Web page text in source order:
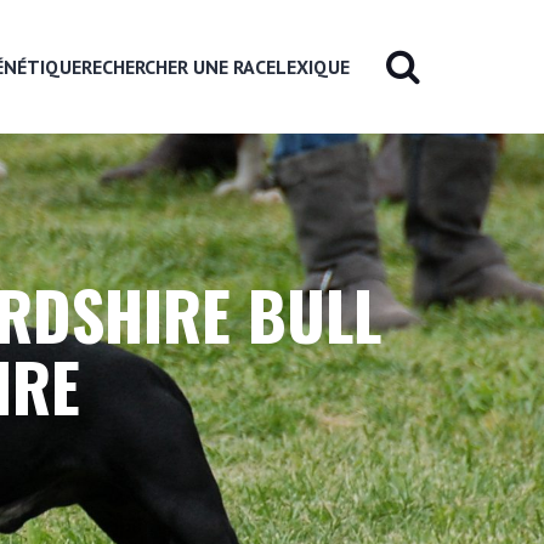
RECHERCHER UNE RACELEXIQUE
BULL